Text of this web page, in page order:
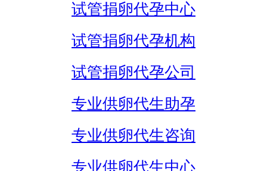
试管捐卵代孕中心
试管捐卵代孕机构
试管捐卵代孕公司
专业供卵代生助孕
专业供卵代生咨询
专业供卵代生中心